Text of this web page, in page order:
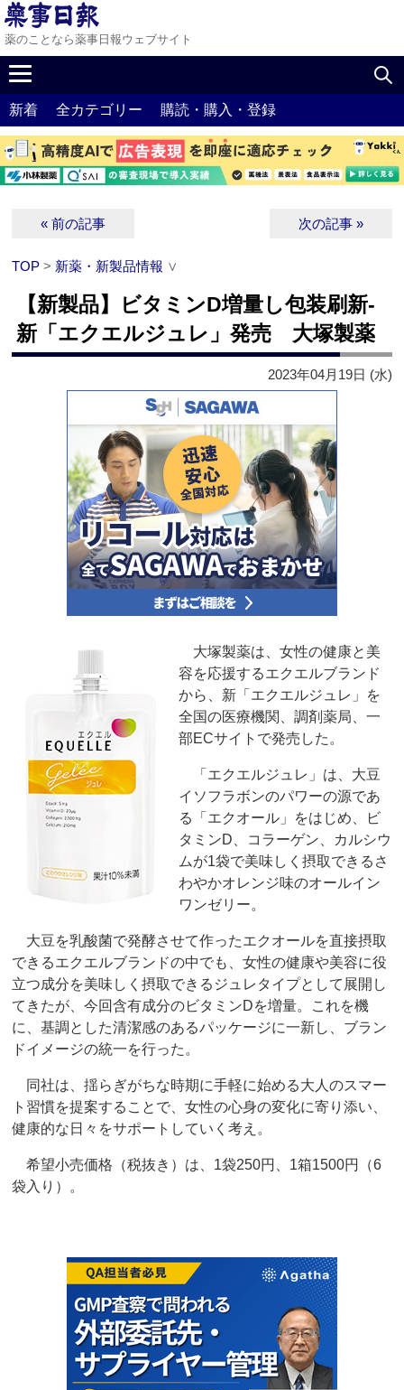
薬のことなら薬事日報ウェブサイト
新着 全カテゴリー 購読・購入・登録
« 前の記事 次の記事 »
TOP > 新薬・新製品情報 ∨
【新製品】ビタミンD増量し包装刷新‐
新「エクエルジュレ」発売 大塚製薬
2023年04月19日 (水)
大塚製薬は、女性の健康と美
容を応援するエクエルブランド
から、新「エクエルジュレ」を
全国の医療機関、調剤薬局、一
部ECサイトで発売した。
「エクエルジュレ」は、大豆
イソフラボンのパワーの源であ
る「エクオール」をはじめ、ビ
タミンD、コラーゲン、カルシウ
ムが1袋で美味しく摂取できるさ
わやかオレンジ味のオールイン
ワンゼリー。
大豆を乳酸菌で発酵させて作ったエクオールを直接摂取
できるエクエルブランドの中でも、女性の健康や美容に役
立つ成分を美味しく摂取できるジュレタイプとして展開し
てきたが、今回含有成分のビタミンDを増量。これを機
に、基調とした清潔感のあるパッケージに一新し、ブラン
ドイメージの統一を行った。
同社は、揺らぎがちな時期に手軽に始める大人のスマー
ト習慣を提案することで、女性の心身の変化に寄り添い、
健康的な日々をサポートしていく考え。
希望小売価格（税抜き）は、1袋250円、1箱1500円（6
袋入り）。